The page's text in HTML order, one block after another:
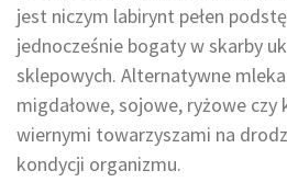
jest niczym labirynt pełen
jednocześnie bogaty w skarby
sklepowych. Alternatywne
migdałowe, sojowe, ryżowe
wiernymi towarzyszami na
kondycji organizmu.